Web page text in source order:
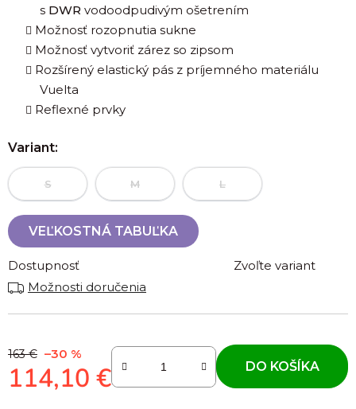
s DWR vodoodpudivým ošetrením
Možnosť rozopnutia sukne
Možnosť vytvoriť zárez so zipsom
Rozšírený elastický pás z príjemného materiálu
Vuelta
Reflexné prvky
Variant:
S M L
VEĽKOSTNÁ TABUĽKA
Dostupnosť
Zvoľte variant
Možnosti doručenia
163 € –30 %
114,10 € DO KOŠÍKA